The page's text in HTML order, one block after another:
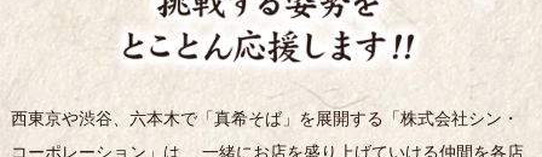
西東京や渋谷、六本木で「真希そば」を展開する「株式会社シン・
コーポレーション」は、 一緒にお店を盛り上げていける仲間を各店